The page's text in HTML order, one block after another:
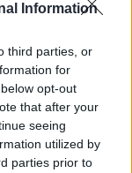
Information
third parties, or
for
opt-out
that after your
seeing
utilized by
parties prior to
αγορών και γ)
και υπηρεσιών,
υπάρχουσα ή